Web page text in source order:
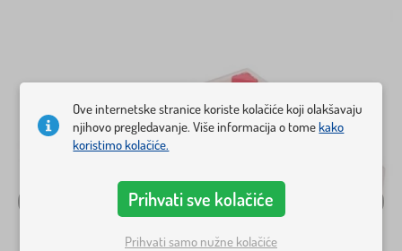
Ove internetske stranice koriste kolačiće koji olakšavaju
njihovo pregledavanje. Više informacija o tomekako
koristimo kolačiće.
Prihvati sve kolačiće
Prihvati samo nužne kolačiće